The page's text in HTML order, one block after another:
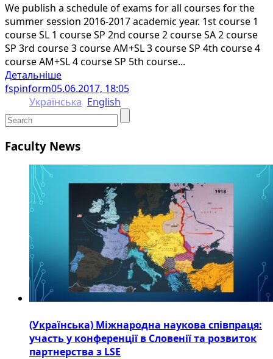
We publish a schedule of exams for all courses for the
summer session 2016-2017 academic year. 1st course 1
course SL 1 course SP 2nd course 2 course SA 2 course
SP 3rd course 3 course AM+SL 3 course SP 4th course 4
course AM+SL 4 course SP 5th course...
Детальніше
fspinform05.06.2017, 18:05
Українська English
Faculty News
(Українська) Міжнародна наукова співпраця:
участь у конференції в Словенії та розвиток
партнерства з LSE